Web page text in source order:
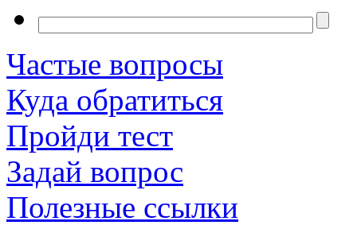
Частые вопросы
Куда обратиться
Пройди тест
Задай вопрос
Полезные ссылки